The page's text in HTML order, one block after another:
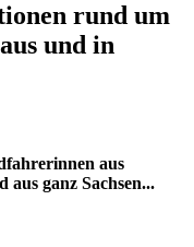
rund um
und in
aus
ganz Sachsen...